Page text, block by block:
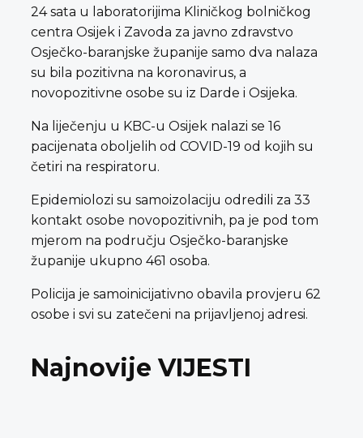
24 sata u laboratorijima Kliničkog bolničkog
centra Osijek i Zavoda za javno zdravstvo
Osječko-baranjske županije samo dva nalaza
su bila pozitivna na koronavirus, a
novopozitivne osobe su iz Darde i Osijeka.
Na liječenju u KBC-u Osijek nalazi se 16
pacijenata oboljelih od COVID-19 od kojih su
četiri na respiratoru.
Epidemiolozi su samoizolaciju odredili za 33
kontakt osobe novopozitivnih, pa je pod tom
mjerom na području Osječko-baranjske
županije ukupno 461 osoba.
Policija je samoinicijativno obavila provjeru 62
osobe i svi su zatečeni na prijavljenoj adresi.
Najnovije VIJESTI